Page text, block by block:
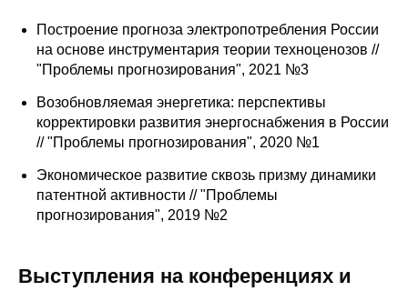
Публикации
Научная жизнь
Издания
Проблемы прогнозирования
О журнале
Редакционная этика
Построение прогноза электропотребления России
на основе инструментария теории техноценозов //
"Проблемы прогнозирования", 2021 №3
Возобновляемая энергетика: перспективы
корректировки развития энергоснабжения в России
// "Проблемы прогнозирования", 2020 №1
Экономическое развитие сквозь призму динамики
патентной активности // "Проблемы
прогнозирования", 2019 №2
Выступления на конференциях и